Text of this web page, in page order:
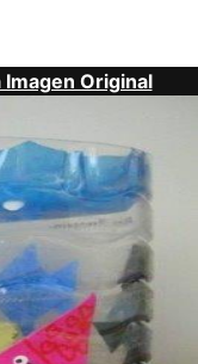
Imagen Original